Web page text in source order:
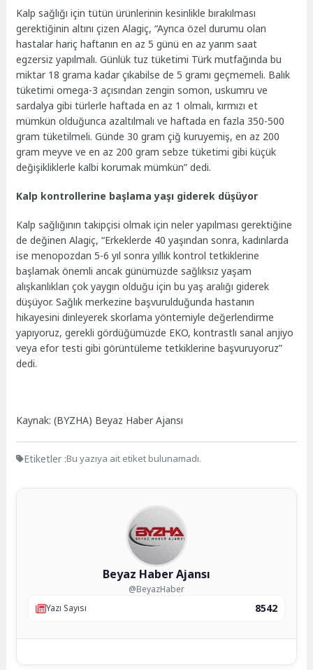
Kalp sağlığı için tütün ürünlerinin kesinlikle bırakılması
gerektiğinin altını çizen Alagiç, “Ayrıca özel durumu olan
hastalar hariç haftanın en az 5 günü en az yarım saat
egzersiz yapılmalı. Günlük tuz tüketimi Türk mutfağında bu
miktar 18 grama kadar çıkabilse de 5 gramı geçmemeli. Balık
tüketimi omega-3 açısından zengin somon, uskumru ve
sardalya gibi türlerle haftada en az 1 olmalı, kırmızı et
mümkün olduğunca azaltılmalı ve haftada en fazla 350-500
gram tüketilmeli. Günde 30 gram çiğ kuruyemiş, en az 200
gram meyve ve en az 200 gram sebze tüketimi gibi küçük
değişikliklerle kalbi korumak mümkün” dedi.
Kalp kontrollerine başlama yaşı giderek düşüyor
Kalp sağlığının takipçisi olmak için neler yapılması gerektiğine
de değinen Alagiç, “Erkeklerde 40 yaşından sonra, kadınlarda
ise menopozdan 5-6 yıl sonra yıllık kontrol tetkiklerine
başlamak önemli ancak günümüzde sağlıksız yaşam
alışkanlıkları çok yaygın olduğu için bu yaş aralığı giderek
düşüyor. Sağlık merkezine başvurulduğunda hastanın
hikayesini dinleyerek skorlama yöntemiyle değerlendirme
yapıyoruz, gerekli gördüğümüzde EKO, kontrastlı sanal anjiyo
veya efor testi gibi görüntüleme tetkiklerine başvuruyoruz”
dedi.
Kaynak: (BYZHA) Beyaz Haber Ajansı
Etiketler :Bu yazıya ait etiket bulunamadı.
Beyaz Haber Ajansı
@BeyazHaber
Yazı Sayısı
8542